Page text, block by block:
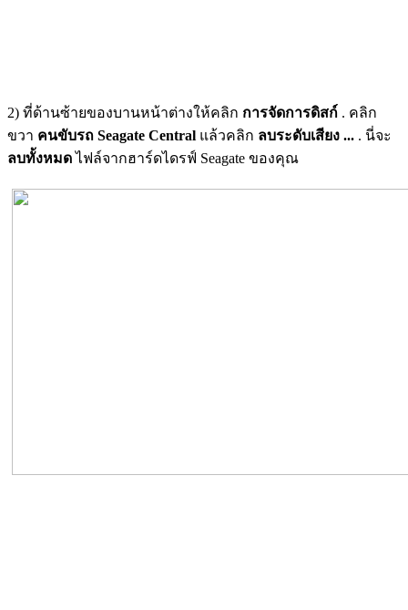
2) ที่ด้านซ้ายของบานหน้าต่างให้คลิก การจัดการดิสก์ . คลิก
ขวา คนขับรถ Seagate Central แล้วคลิก ลบระดับเสียง ... . นี่จะ
ลบทั้งหมดไฟล์จากฮาร์ดไดรฟ์ Seagate ของคุณ